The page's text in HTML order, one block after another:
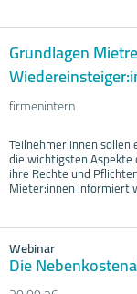
Grundlagen
firmenintern
Teilnehmer:innen
die wichtigsten
ihre Rechte und
Mieter:innen informiert
Webinar
Die